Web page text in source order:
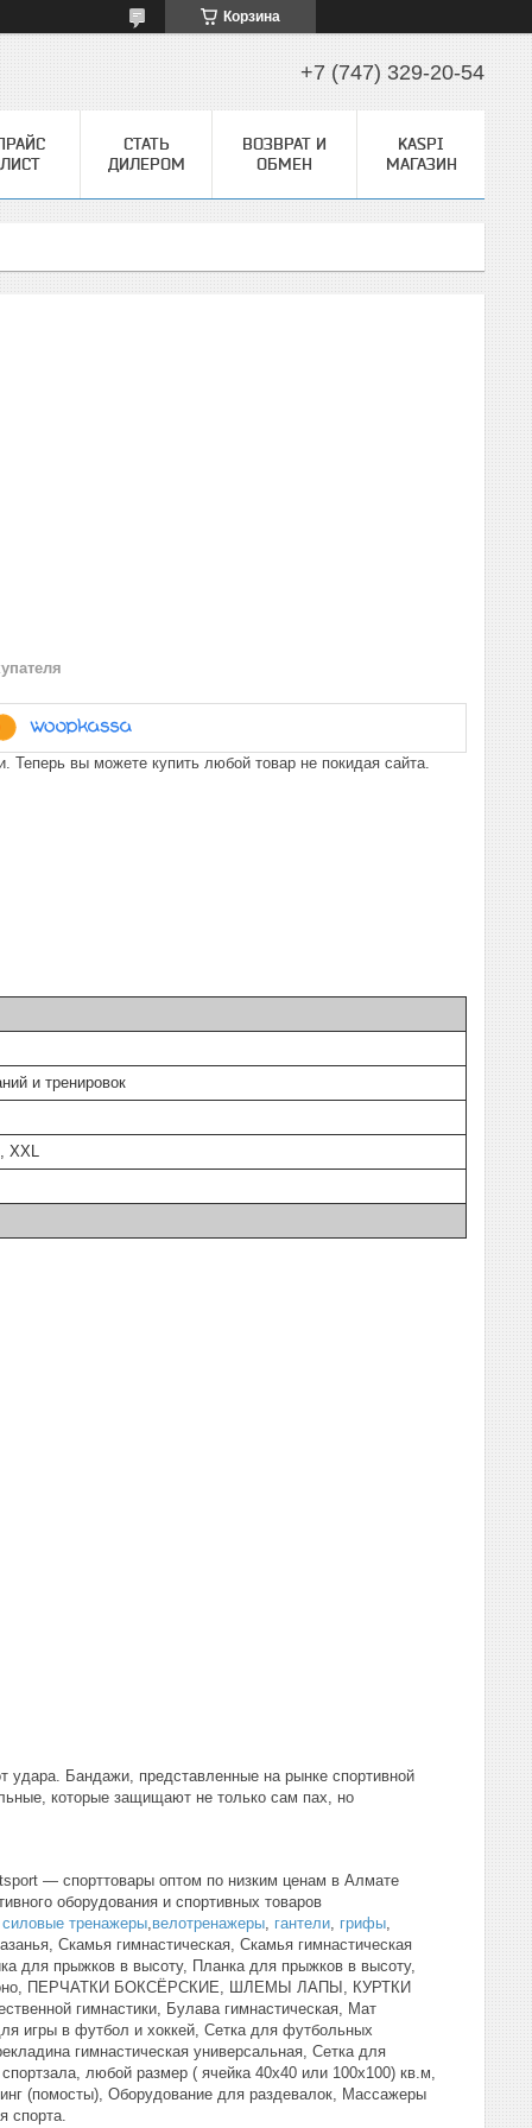
Корзина
+7 (747) 329-20-54
ЛИСТ
СТАТЬ
ДИЛЕРОМ
ВОЗВРАТ И
ОБМЕН
KASPI
МАГАЗИН
вы можете купить любой товар не покидая сайта.
и тренировок
XXL
удара. Бандажи, представленные на рынке спортивной
которые защищают не только сам пах, но
— спорттовары оптом по низким ценам в Алмате
оборудования и спортивных товаров
силовые тренажеры,велотренажеры, гантели, грифы,
Скамья гимнастическая, Скамья гимнастическая
для прыжков в высоту, Планка для прыжков в высоту,
ПЕРЧАТКИ БОКСЁРСКИЕ, ШЛЕМЫ ЛАПЫ, КУРТКИ
гимнастики, Булава гимнастическая, Мат
игры в футбол и хоккей, Сетка для футбольных
гимнастическая универсальная, Сетка для
любой размер ( ячейка 40х40 или 100х100) кв.м,
(помосты), Оборудование для раздевалок, Массажеры
спорта.